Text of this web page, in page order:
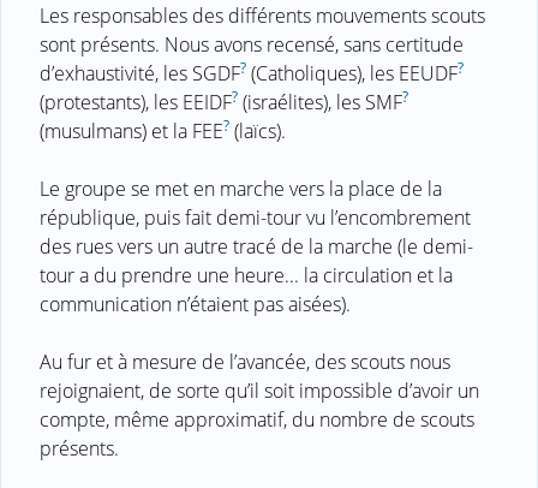
Les responsables des différents mouvements scouts
sont présents. Nous avons recensé, sans certitude
d’exhaustivité, les SGDF? (Catholiques), les EEUDF?
(protestants), les EEIDF? (israélites), les SMF?
(musulmans) et la FEE? (laïcs).
Le groupe se met en marche vers la place de la
république, puis fait demi-tour vu l’encombrement
des rues vers un autre tracé de la marche (le demi-
tour a du prendre une heure... la circulation et la
communication n’étaient pas aisées).
Au fur et à mesure de l’avancée, des scouts nous
rejoignaient, de sorte qu’il soit impossible d’avoir un
compte, même approximatif, du nombre de scouts
présents.